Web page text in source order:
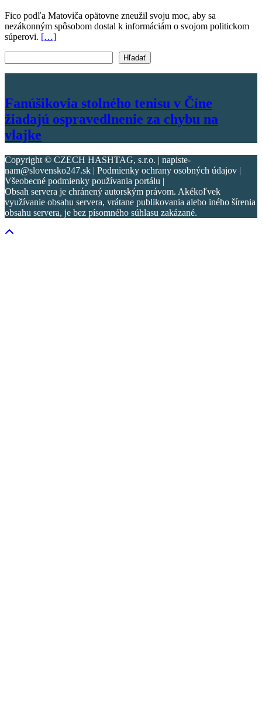
Fico podľa Matoviča opätovne zneužil svoju moc, aby sa
nezákonným spôsobom dostal k informáciám o svojom politickom
súperovi. […]
Hľadať
Fanúšikovia stolného tenisu v Číne
žiadajú ospravedlnenie za chybu na
vlajke
Copyright © CZECH HASHTAG, s.r.o. | napiste-
nam@slovensko247.sk | Podmienky ochrany osobných údajov |
Všeobecné podmienky používania portálu |
Obsah servera je chránený autorským právom. Akékoľvek
využívanie obsahu servera, vrátane publikovania alebo iného šírenia
obsahu servera, je bez písomného súhlasu zakázané.